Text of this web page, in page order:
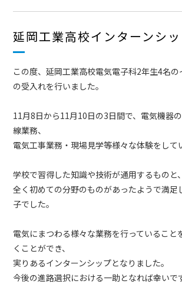
延岡工業高校インターンシ
この度、延岡工業高校電気電子科2年生4名
の受入れを行いました。
11月8日から11月10日の3日間で、電気機器
線業務、
電気工事業務・現場見学等様々な体験をして
学校で習得した知識や技術が通用するものと、
全く初めての分野のものがあったようで満足
子でした。
電気にまつわる様々な業務を行っていること
くことができ、
実りあるインターンシップとなりました。
今後の進路選択における一助となれば幸いで